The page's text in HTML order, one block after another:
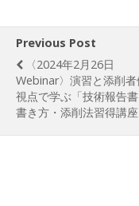
Previous Post
〈2024年2月26日
Webinar〉演習と添削
視点で学ぶ「技術報告
書き方・添削法習得講座